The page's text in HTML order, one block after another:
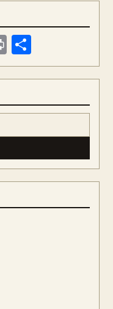
Print
meg